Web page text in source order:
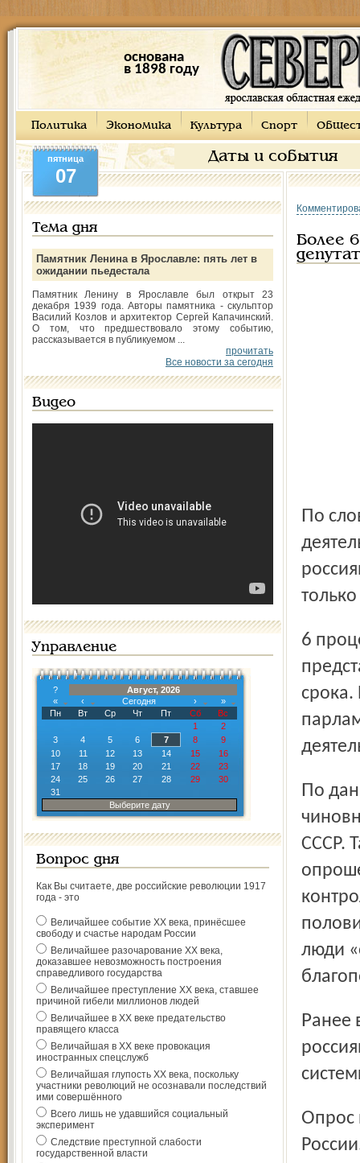
основана
в 1898 году
Политика Экономика Культура Спорт
Даты и события
пятница
07
Тема дня
Памятник Ленина в Ярославле: пять лет в
ожидании пьедестала
Памятник Ленину в Ярославле был открыт 23
декабря 1939 года. Авторы памятника - скульптор
Василий Козлов и архитектор Сергей Капачинский.
О том, что предшествовало этому событию,
рассказывается в публикуемом ...
прочитать
Все новости за сегодня
Видео
Управление
?
Август, 2026
«
‹ Сегодня ›
»
Пн
Вт Ср Чт Пт Сб
Вс
1
2
3
4 5 6 7 8
9
10
11 12 13 14 15
16
17
18 19 20 21 22
23
24
25 26 27 28 29
30
31
Выберите дату
Вопрос дня
Как Вы считаете, две российские революции 1917
года - это
Величайшее событие ХХ века, принёсшее
свободу и счастье народам России
Величайшее разочарование ХХ века,
доказавшее невозможность построения
справедливого государства
Величайшее преступление ХХ века, ставшее
причиной гибели миллионов людей
Величайшее в ХХ веке предательство
правящего класса
Величайшая в ХХ веке провокация
иностранных спецслужб
Величайшая глупость ХХ века, поскольку
участники революций не осознавали последствий
ими совершённого
Всего лишь не удавшийся социальный
эксперимент
Следствие преступной слабости
государственной власти
Более
По словам 45 процентов респондентов, они интересуются
только
6 процентов опрошенных заявили, что полностью
срока.
По данным социологов, россияне считают, что сейчас
СССР.
люди
Ранее в ходе опроса было установлено, что четверть
Опрос проводился в 45 регионах среди 1600 жителей